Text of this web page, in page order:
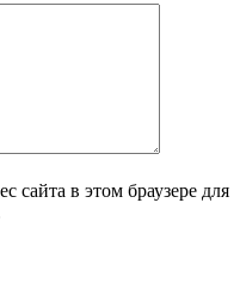
сайта в этом браузере для